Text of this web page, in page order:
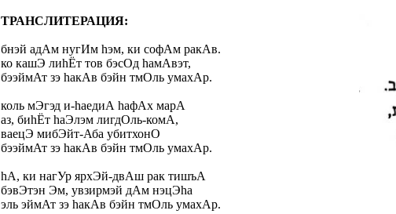
ТРАНСЛИТЕРАЦИЯ:
бнэй адАм нугИм hэм, ки софАм ракАв.
ко кашЭ лиhЁт тов бэсОд hамАвэт,
бээймАт зэ hакАв бэйн тмОль умахАр.
коль мЭгэд и-hаедиА hафАх марА
аз, биhЁт hаЭлэм лигдОль-комА,
ваецЭ мибЭйт-Аба убитхонО
бээймАт зэ hакАв бэйн тмОль умахАр.
hА, ки нагУр ярхЭй-двАш рак тишъА
бэвЭтэн Эм, увзирмэй дАм нэцЭhа
эль эймАт зэ hакАв бэйн тмОль умахАр.